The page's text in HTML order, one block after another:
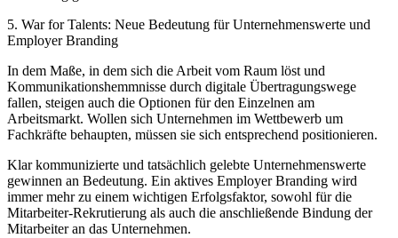
5. War for Talents: Neue Bedeutung für Unternehmenswerte und
Employer Branding
In dem Maße, in dem sich die Arbeit vom Raum löst und
Kommunikationshemmnisse durch digitale Übertragungswege
fallen, steigen auch die Optionen für den Einzelnen am
Arbeitsmarkt. Wollen sich Unternehmen im Wettbewerb um
Fachkräfte behaupten, müssen sie sich entsprechend positionieren.
Klar kommunizierte und tatsächlich gelebte Unternehmenswerte
gewinnen an Bedeutung. Ein aktives Employer Branding wird
immer mehr zu einem wichtigen Erfolgsfaktor, sowohl für die
Mitarbeiter-Rekrutierung als auch die anschließende Bindung der
Mitarbeiter an das Unternehmen.